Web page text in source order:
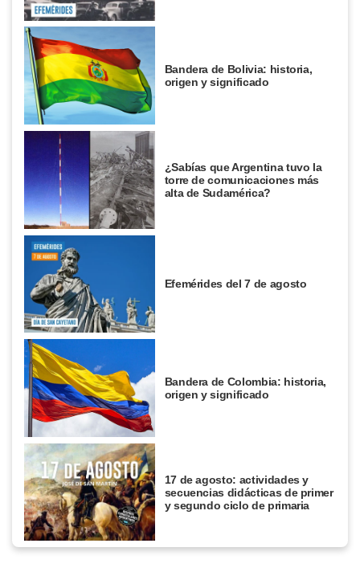
Bandera de Bolivia: historia,
origen y significado
¿Sabías que Argentina tuvo la
torre de comunicaciones más
alta de Sudamérica?
Efemérides del 7 de agosto
Bandera de Colombia: historia,
origen y significado
17 de agosto: actividades y
secuencias didácticas de primer
y segundo ciclo de primaria